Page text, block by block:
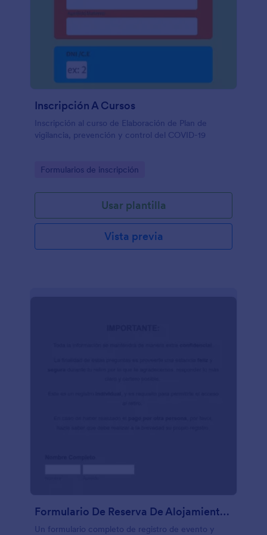
Inscripción A Cursos
Inscripción al curso de Elaboración de Plan de
vigilancia, prevención y control del COVID-19
Go to Category:
Formularios de inscripción
Usar plantilla
Vista previa
Formulario De Reserva De Alojamiento Para Evento
Un formulario completo de registro de evento y